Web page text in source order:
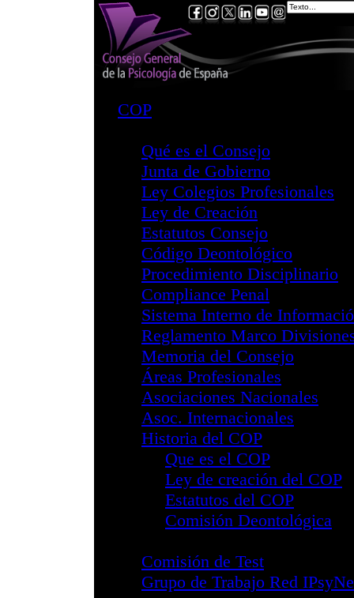
COP
Consejo
Qué es el
Junta de
Ley Colegios
Ley de Creación
Estatutos
Código
Procedimiento
Compliance
Sistema Interno
Reglamento
Memoria del
Áreas
Asociaciones
Asoc.
Historia del COP